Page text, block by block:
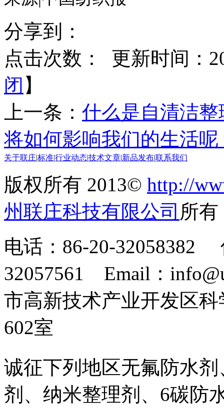
分享到：
点击次数：
更新时间：
闭 】
上一条： 什么是自清洁整
将如何影响我们的生活呢
关于联庄标准行业动态技术文章 新品发布联系我们
版权所有 2013© http://
州联庄科技有限公司 所
电话：86-20-32058382
32057561 Email：
市高新技术产业开发区
602室
诚征下列地区无氟防水
剂、纳米整理剂、6碳防